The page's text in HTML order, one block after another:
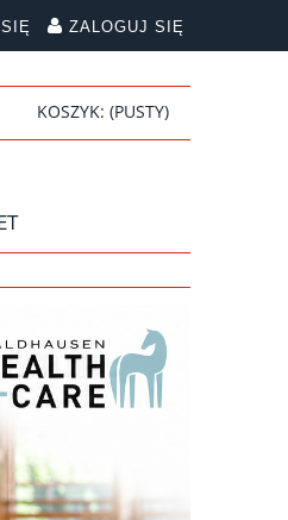
ZALOGUJ SIĘ
KOSZYK: (PUSTY)